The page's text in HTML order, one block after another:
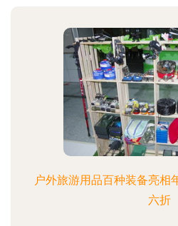
户外旅游用品百种装备亮相
六折